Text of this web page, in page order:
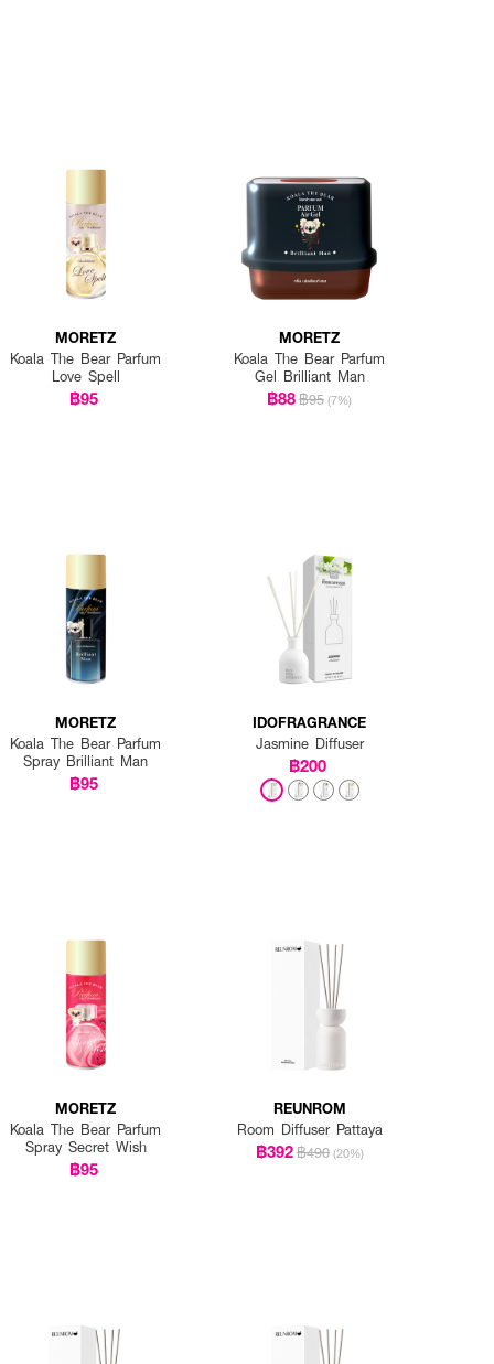
MORETZ
Koala The Bear Parfum
Love Spell
฿95
MORETZ
Koala The Bear Parfum
Gel Brilliant Man
฿88฿95 (7%)
MORETZ
Koala The Bear Parfum
Spray Brilliant Man
฿95
IDOFRAGRANCE
Jasmine Diffuser
฿200
MORETZ
Koala The Bear Parfum
Spray Secret Wish
฿95
REUNROM
Room Diffuser Pattaya
฿392฿490 (20%)